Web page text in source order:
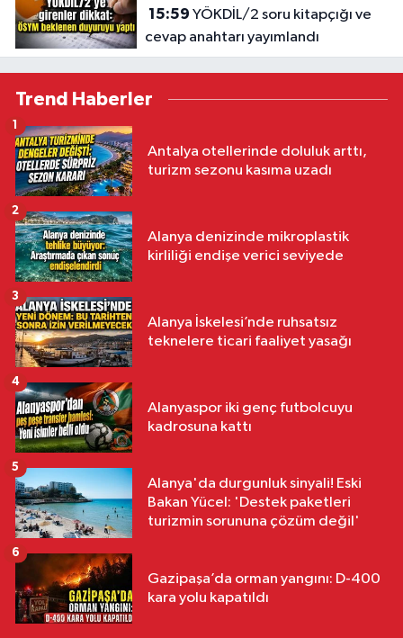
15:59
cevap anahtarı yayımlandı
Trend Haberler
Antalya otellerinde doluluk arttı,
turizm sezonu kasıma uzadı
1
Alanya denizinde mikroplastik
kirliliği endişe verici seviyede
2
Alanya İskelesi’nde ruhsatsız
teknelere ticari faaliyet yasağı
3
Alanyaspor iki genç futbolcuyu
kadrosuna kattı
4
Alanya'da durgunluk sinyali! Eski
Bakan Yücel: 'Destek paketleri
turizmin sorununa çözüm değil'
5
Gazipaşa’da orman yangını: D-400
kara yolu kapatıldı
6